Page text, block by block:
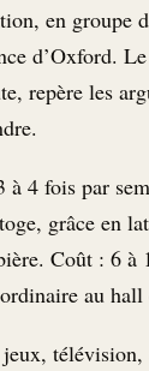
en groupe
d’Oxford.
repère les
à 4 fois par
grâce en
Coût : 6 à
au
télévision,